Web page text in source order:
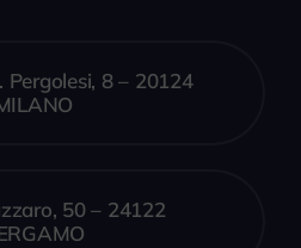
Pergolesi, 8 – 20124
50 – 24122